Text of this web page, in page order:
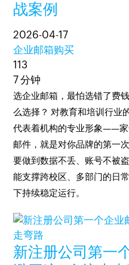
战案例
2026-04-17
企业邮箱购买
113
7 分钟
选企业邮箱，最怕选错了费
么选择？ 对教育和培训行业
代表着机构的专业形象——
邮件，就是对你品牌的第一
要做到数据不丢、账号不被
能支撑跨校区、多部门的日
下持续稳定运行。
新注册公司第一